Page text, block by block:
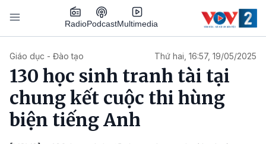
Nhảy đến nội dung
RadioPodcastMultimedia
Giáo dục - Đào tạo Thứ hai, 16:57, 19/05/2025
130 học sinh tranh tài tại
chung kết cuộc thi hùng
biện tiếng Anh